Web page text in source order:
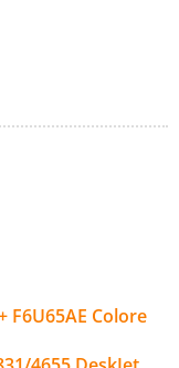
F6U65AE Colore